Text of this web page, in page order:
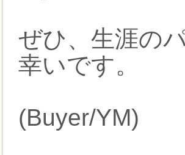
ぜひ、生涯の
幸いです。
(Buyer/YM)